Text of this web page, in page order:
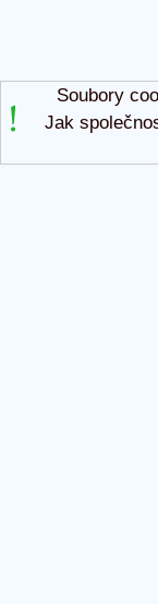
Soubory
Jak